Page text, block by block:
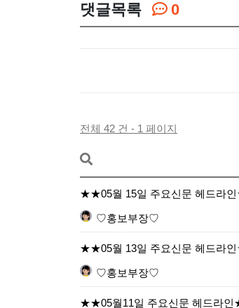
댓글목록 0
전체 42 건 - 1 페이지
★★05월 15일 주요신문 헤드라
♡홍보부장♡
★★05월 13일 주요신문 헤드라
♡홍보부장♡
★★05월11일 주요신문 헤드라